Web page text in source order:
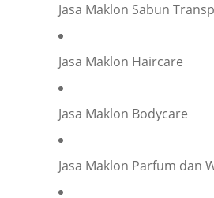
Jasa Maklon Sabun
Jasa Maklon Haircare
Jasa Maklon Bodycare
Jasa Maklon Parfum dan